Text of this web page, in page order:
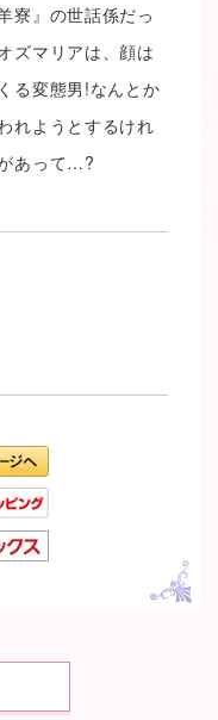
寮』の世話係だっ
ズマリアは、顔は
る変態男!なんとか
れようとするけれ
あって…?